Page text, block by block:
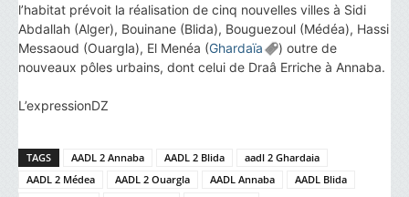
l’habitat prévoit la réalisation de cinq nouvelles villes à Sidi
Abdallah (Alger), Bouinane (Blida), Bouguezoul (Médéa), Hassi
Messaoud (Ouargla), El Menéa (Ghardaïa
) outre de
nouveaux pôles urbains, dont celui de Draâ Erriche à Annaba.
L’expressionDZ
TAGS AADL 2 Annaba AADL 2 Blida
aadl 2 Ghardaia
AADL 2 Médea
AADL 2 Ouargla AADL Annaba
AADL Blida